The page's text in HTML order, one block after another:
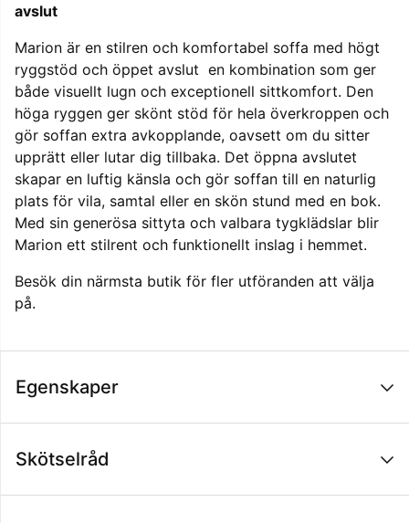
avslut
Marion är en stilren och komfortabel soffa med högt
ryggstöd och öppet avslut  en kombination som ger
både visuellt lugn och exceptionell sittkomfort. Den
höga ryggen ger skönt stöd för hela överkroppen och
gör soffan extra avkopplande, oavsett om du sitter
upprätt eller lutar dig tillbaka. Det öppna avslutet
skapar en luftig känsla och gör soffan till en naturlig
plats för vila, samtal eller en skön stund med en bok.
Med sin generösa sittyta och valbara tygklädslar blir
Marion ett stilrent och funktionellt inslag i hemmet.
Besök din närmsta butik för fler utföranden att välja
på.
Egenskaper
Skötselråd